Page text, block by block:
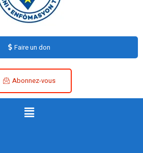
Faire un don
Abonnez-vous